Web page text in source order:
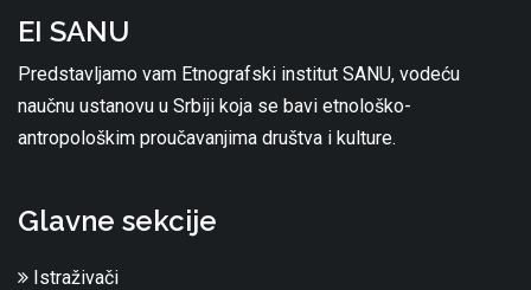
EI SANU
Predstavljamo vam Etnografski institut SANU, vodeću
naučnu ustanovu u Srbiji koja se bavi etnološko-
antropološkim proučavanjima društva i kulture.
Glavne sekcije
Istraživači